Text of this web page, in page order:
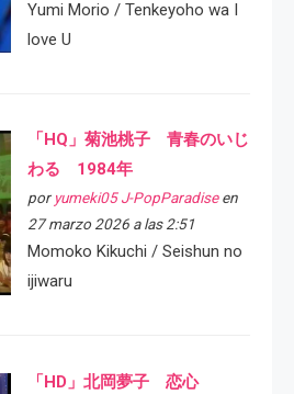
Yumi Morio / Tenkeyoho wa I
love U
「HQ」菊池桃子 青春のいじ
わる 1984年
por yumeki05 J-PopParadiseen
27 marzo 2026 a las 2:51
Momoko Kikuchi / Seishun no
ijiwaru
「HD」北岡夢子 恋心